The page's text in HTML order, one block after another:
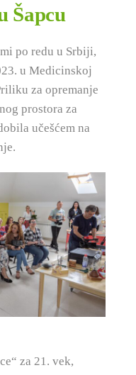
Šapcu
po redu u Srbiji,
u Medicinskoj
za opremanje
prostora za
učešćem na
za 21. vek,